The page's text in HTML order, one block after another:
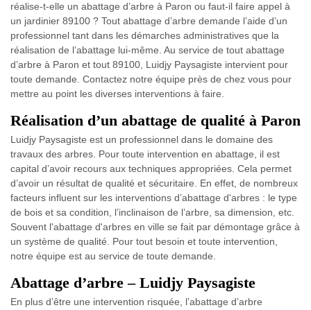
réalise-t-elle un abattage d’arbre à Paron ou faut-il faire appel à
un jardinier 89100 ? Tout abattage d’arbre demande l’aide d’un
professionnel tant dans les démarches administratives que la
réalisation de l’abattage lui-même. Au service de tout abattage
d’arbre à Paron et tout 89100, Luidjy Paysagiste intervient pour
toute demande. Contactez notre équipe près de chez vous pour
mettre au point les diverses interventions à faire.
Réalisation d’un abattage de qualité à Paron
Luidjy Paysagiste est un professionnel dans le domaine des
travaux des arbres. Pour toute intervention en abattage, il est
capital d’avoir recours aux techniques appropriées. Cela permet
d’avoir un résultat de qualité et sécuritaire. En effet, de nombreux
facteurs influent sur les interventions d’abattage d'arbres : le type
de bois et sa condition, l’inclinaison de l’arbre, sa dimension, etc.
Souvent l'abattage d'arbres en ville se fait par démontage grâce à
un système de qualité. Pour tout besoin et toute intervention,
notre équipe est au service de toute demande.
Abattage d’arbre – Luidjy Paysagiste
En plus d’être une intervention risquée, l’abattage d’arbre